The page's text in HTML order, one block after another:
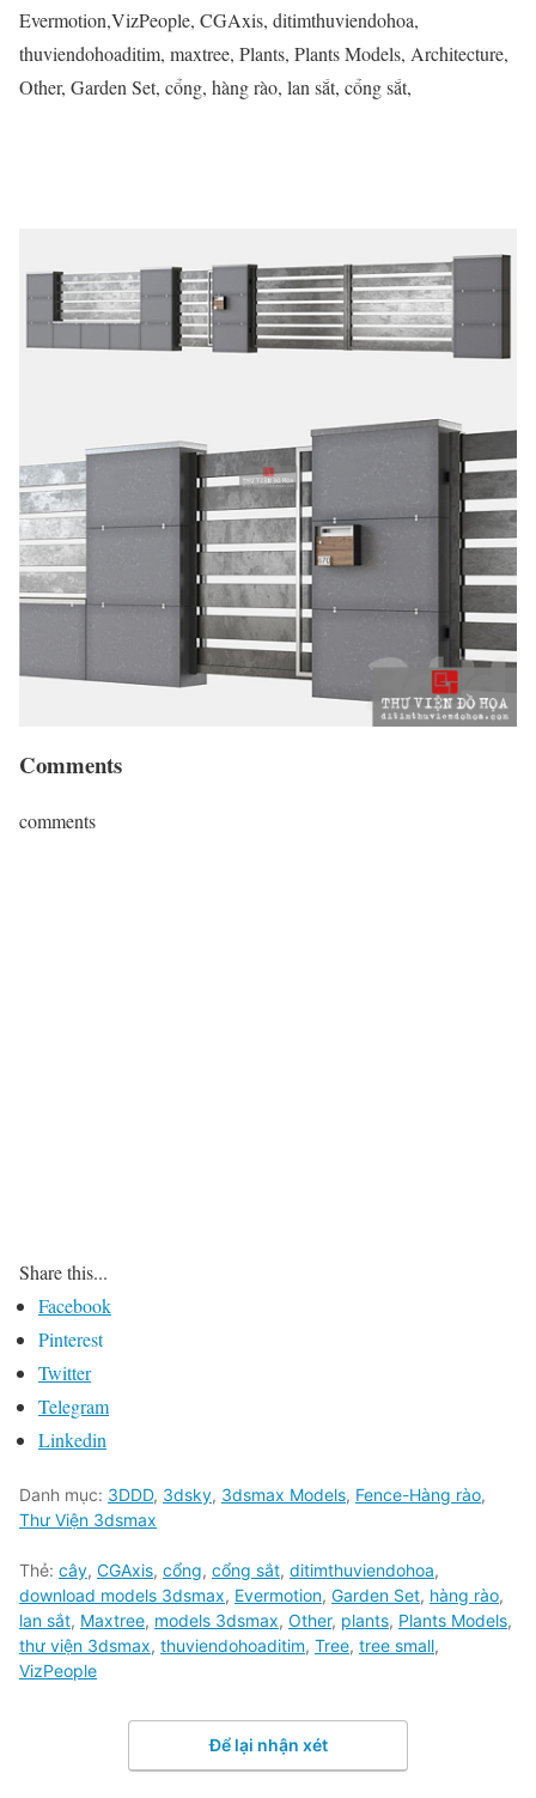
Evermotion,VizPeople, CGAxis, ditimthuviendohoa,
thuviendohoaditim, maxtree, Plants, Plants Models, Architecture,
Other, Garden Set, cổng, hàng rào, lan sắt, cổng sắt,
Comments
comments
Share this...
Facebook
Pinterest
Twitter
Telegram
Linkedin
Danh mục: 3DDD, 3dsky, 3dsmax Models, Fence-Hàng rào,
Thư Viện 3dsmax
Thẻ: cây, CGAxis, cổng, cổng sắt, ditimthuviendohoa,
download models 3dsmax, Evermotion, Garden Set, hàng rào,
lan sắt, Maxtree, models 3dsmax, Other, plants, Plants Models,
thư viện 3dsmax, thuviendohoaditim, Tree, tree small,
VizPeople
Để lại nhận xét